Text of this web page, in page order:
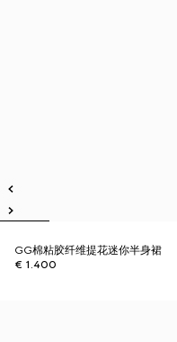
GG棉粘胶纤维提花迷你半身裙
€ 1.400